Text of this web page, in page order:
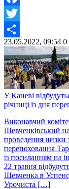
Facebook
Twitter
Share
23.05.2022, 09:54 0
У Каневі
річниці із дня
Виконавчий
Шевченківський
проведення низки
перепоховання
із посиланням на
22 травня
Шевченка в
Урочиста […]